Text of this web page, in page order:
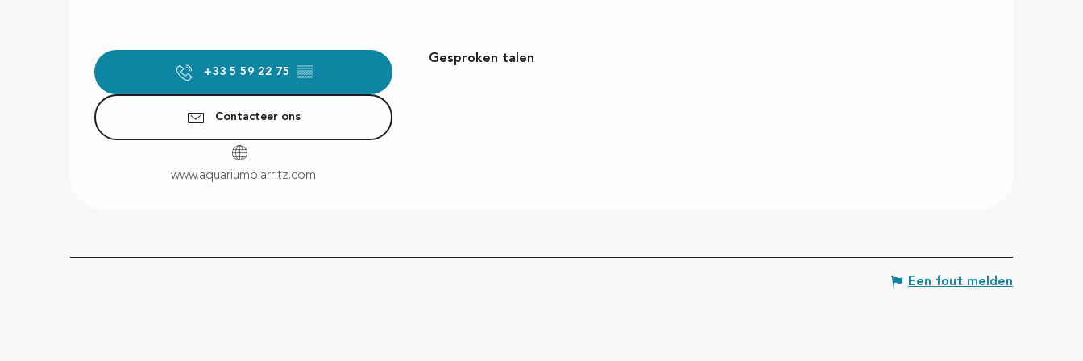
+33 5 59 22 75 ▒▒
Contacteer ons
www.aquariumbiarritz.com
Gesproken talen
Gesproken talen
Een fout melden